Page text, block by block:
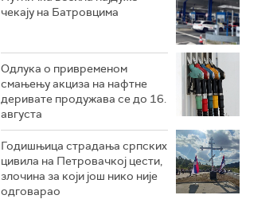
чекају на Батровцима
Одлука о привременом
смањењу акциза на нафтне
деривате продужава се до 16.
августа
Годишњица страдања српских
цивила на Петровачкој цести,
злочина за који још нико није
одговарао